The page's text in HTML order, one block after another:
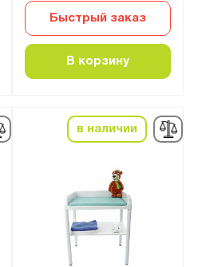
Быстрый заказ
В корзину
в наличии